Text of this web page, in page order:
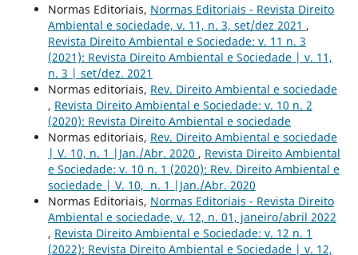
Normas Editoriais, Normas Editoriais - Revista Direito
Ambiental e sociedade, v. 11, n. 3, set/dez 2021 ,
Revista Direito Ambiental e Sociedade: v. 11 n. 3
(2021): Revista Direito Ambiental e Sociedade | v. 11,
n. 3 | set/dez. 2021
Normas editoriais, Rev. Direito Ambiental e sociedade
, Revista Direito Ambiental e Sociedade: v. 10 n. 2
(2020): Revista Direito Ambiental e sociedade
Normas editoriais, Rev. Direito Ambiental e sociedade
| V. 10, n. 1 |Jan./Abr. 2020 , Revista Direito Ambiental
e Sociedade: v. 10 n. 1 (2020): Rev. Direito Ambiental e
sociedade | V. 10, n. 1 |Jan./Abr. 2020
Normas Editoriais, Normas Editoriais - Revista Direito
Ambiental e sociedade, v. 12, n. 01, janeiro/abril 2022
, Revista Direito Ambiental e Sociedade: v. 12 n. 1
(2022): Revista Direito Ambiental e Sociedade | v. 12,